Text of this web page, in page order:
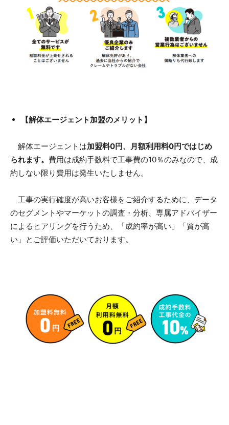
【解体エージェント加盟のメリット】
解体エージェントは加盟料0円、月額利用料0円ではじめ
られます。 費用は成約手数料で工事費の10％のみなので、成
約しない限り費用は発生いたしません。
工事の実行確度が高いお客様をご紹介するために、データ
のセグメントやマーケットの調査・分析、専属アドバイザー
によるヒアリングを行うため、「成約率が高い」「質が高
い」とご評価いただいております。